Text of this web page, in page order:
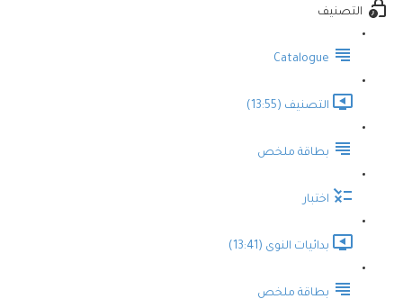
التصنيف
Catalogue
التصنيف (13:55)
بطاقة ملخص
اختبار
بدائيات النوى (13:41)
بطاقة ملخص